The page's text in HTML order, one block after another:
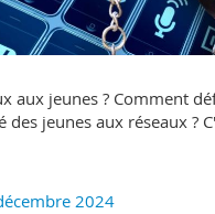
aux jeunes ? Comment
jeunes aux réseaux ?
2024